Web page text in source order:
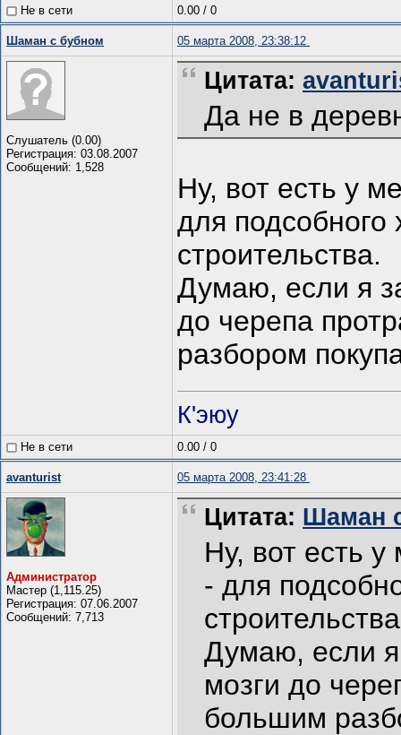
Не в сети 0.00 / 0
Шаман с бубном 05 марта 2008, 23:38:12
Слушатель (0.00)
Регистрация: 03.08.2007
Сообщений: 1,528
Цитата:
Да не в
Ну, вот есть у
для подсобного
строительства.
Думаю, если я
до черепа
разбором
К'эюу
Не в сети 0.00 / 0
avanturist 05 марта 2008, 23:41:28
Администратор
Мастер (1,115.25)
Регистрация: 07.06.2007
Сообщений: 7,713
Цитата: Шаман
Ну, вот есть
- для
Думаю, если я
мозги до
большим